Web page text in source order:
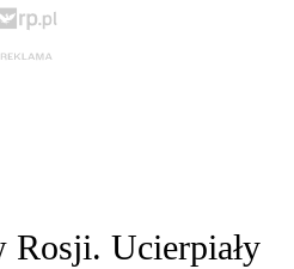
Rosji. Ucierpiały